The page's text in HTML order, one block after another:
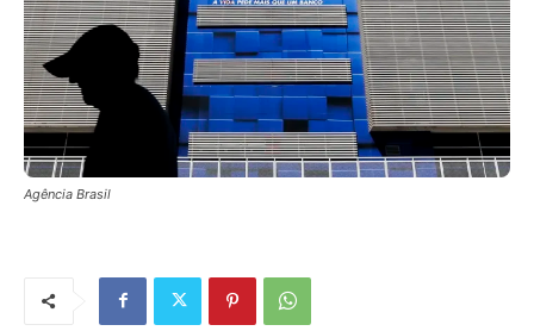
Agência Brasil